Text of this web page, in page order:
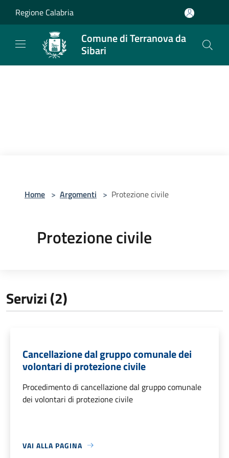
Regione Calabria
Comune di Terranova da
Sibari
Home > Argomenti > Protezione civile
Protezione civile
Servizi (2)
Cancellazione dal gruppo comunale dei
volontari di protezione civile
Procedimento di cancellazione dal gruppo comunale
dei volontari di protezione civile
VAI ALLA PAGINA